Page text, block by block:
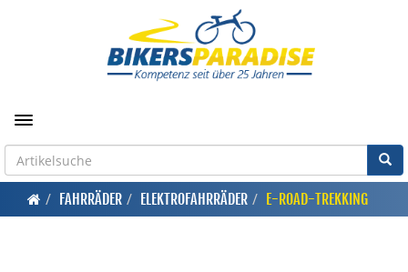
Toggle navigation
FAHRRÄDER ELEKTROFAHRRÄDER E-ROAD-TREKKING